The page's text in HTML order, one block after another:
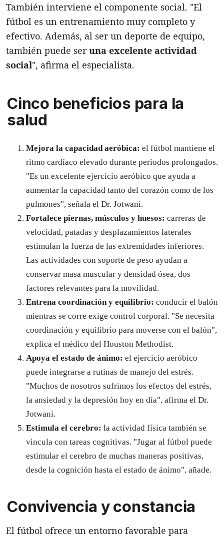
También interviene el componente social. "El
fútbol es un entrenamiento muy completo y
efectivo. Además, al ser un deporte de equipo,
también puede seruna excelente actividad
social", afirma el especialista.
Cinco beneficios para la
salud
Mejora la capacidad aeróbica: el fútbol mantiene el
ritmo cardíaco elevado durante periodos prolongados.
"Es un excelente ejercicio aeróbico que ayuda a
aumentar la capacidad tanto del corazón como de los
pulmones", señala el Dr. Jotwani.
Fortalece piernas, músculos y huesos: carreras de
velocidad, patadas y desplazamientos laterales
estimulan la fuerza de las extremidades inferiores.
Las actividades con soporte de peso ayudan a
conservar masa muscular y densidad ósea, dos
factores relevantes para la movilidad.
Entrena coordinación y equilibrio: conducir el balón
mientras se corre exige control corporal. "Se necesita
coordinación y equilibrio para moverse con el balón",
explica el médico del Houston Methodist.
Apoya el estado de ánimo: el ejercicio aeróbico
puede integrarse a rutinas de manejo del estrés.
"Muchos de nosotros sufrimos los efectos del estrés,
la ansiedad y la depresión hoy en día", afirma el Dr.
Jotwani.
Estimula el cerebro: la actividad física también se
vincula con tareas cognitivas. "Jugar al fútbol puede
estimular el cerebro de muchas maneras positivas,
desde la cognición hasta el estado de ánimo", añade.
Convivencia y constancia
El fútbol ofrece un entorno favorable para